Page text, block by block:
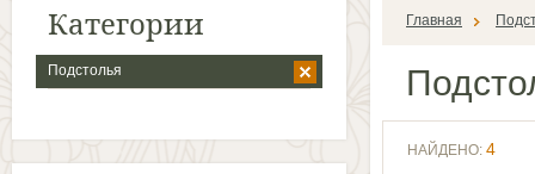
Категории
Подстолья
Главная
НАЙДЕНО: 4